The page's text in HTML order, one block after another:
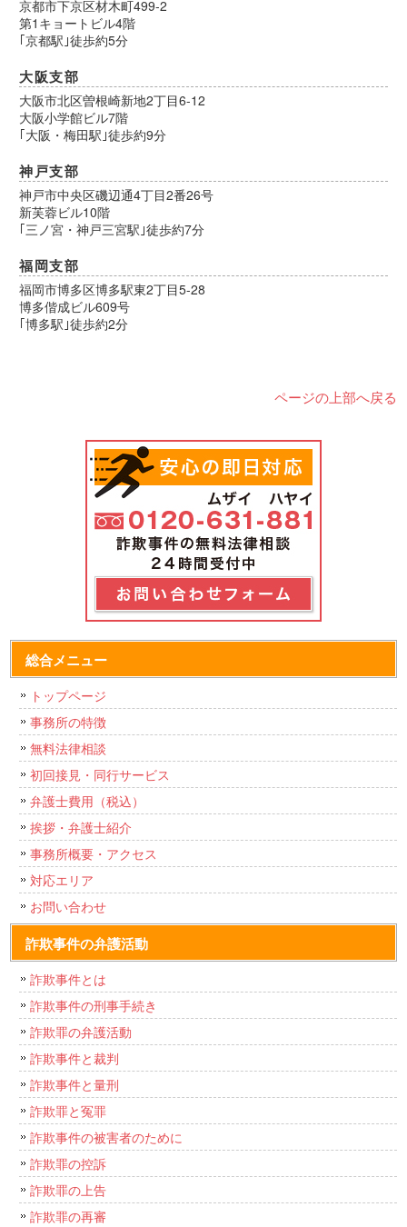
京都市下京区材木町499-2
第1キョートビル4階
｢京都駅｣徒歩約5分
大阪支部
大阪市北区曽根崎新地2丁目6-12
大阪小学館ビル7階
｢大阪・梅田駅｣徒歩約9分
神戸支部
神戸市中央区磯辺通4丁目2番26号
新芙蓉ビル10階
｢三ノ宮・神戸三宮駅｣徒歩約7分
福岡支部
福岡市博多区博多駅東2丁目5-28
博多偕成ビル609号
｢博多駅｣徒歩約2分
ページの上部へ戻る
総合メニュー
トップページ
事務所の特徴
無料法律相談
初回接見・同行サービス
弁護士費用（税込）
挨拶・弁護士紹介
事務所概要・アクセス
対応エリア
お問い合わせ
詐欺事件の弁護活動
詐欺事件とは
詐欺事件の刑事手続き
詐欺罪の弁護活動
詐欺事件と裁判
詐欺事件と量刑
詐欺罪と冤罪
詐欺事件の被害者のために
詐欺罪の控訴
詐欺罪の上告
詐欺罪の再審